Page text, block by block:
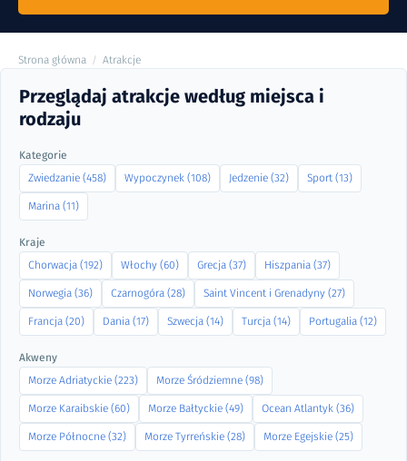
Strona główna / Atrakcje
Przeglądaj atrakcje według miejsca i
rodzaju
Kategorie
Zwiedzanie (458)
Wypoczynek (108) Jedzenie (32) Sport (13)
Marina (11)
Kraje
Chorwacja (192)
Włochy (60) Grecja (37) Hiszpania (37)
Norwegia (36) Czarnogóra (28) Saint Vincent i Grenadyny (27)
Francja (20) Dania (17) Szwecja (14) Turcja (14) Portugalia (12)
Akweny
Morze Adriatyckie (223)
Morze Śródziemne (98)
Morze Karaibskie (60) Morze Bałtyckie (49) Ocean Atlantyk (36)
Morze Północne (32) Morze Tyrreńskie (28) Morze Egejskie (25)